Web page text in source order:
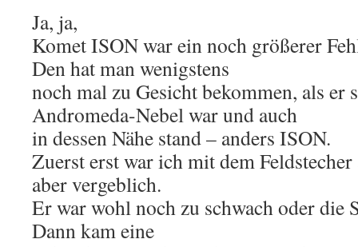
Ja, ja,
Komet ISON war ein noch größerer
Den hat man wenigstens
noch mal zu Gesicht bekommen, als er
Andromeda-Nebel war und auch
in dessen Nähe stand – anders ISON.
Zuerst erst war ich mit dem
aber vergeblich.
Er war wohl noch zu schwach oder die
Dann kam eine